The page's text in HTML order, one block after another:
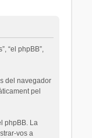
“el phpBB”,
del navegador
pel
phpBB. La
vos a